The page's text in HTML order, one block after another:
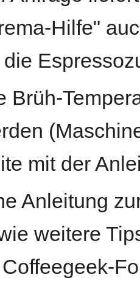
Hilfe"
die
Brüh-
mit der
Anleitung
weitere